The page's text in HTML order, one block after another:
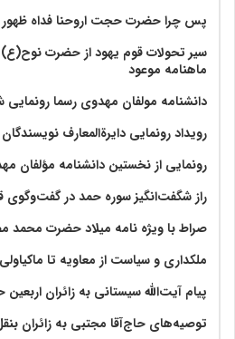
پس چرا حضرت حجت اروحنا فداه ظهور
سیر تحولات قوم یهود از حضرت
ماهنامه موعود
دانشنامه مولفان مهدوی رسما رونمایی
رویداد رونمایی دایرةالمعارف
رونمایی از نخستین دانشنامه مؤلفان
راز شگفت‌انگیز سوره حمد در
صراط با ویژه نامه میلاد حضرت
ملکداری و سیاست از معاویه تا ماکیاولی
پیام آیت‌الله سیستانی به زائران
توصیه‌های حاج‌آقا مجتبی به زائران